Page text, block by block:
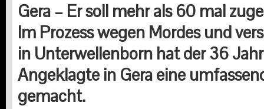
Gera – Er soll mehr als 60 mal
Im Prozess wegen Mordes und
in Unterwellenborn hat der 36
Angeklagte in Gera eine
gemacht.